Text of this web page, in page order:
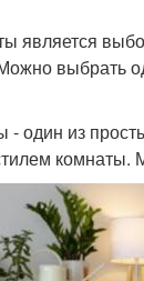
выбрать
- один из